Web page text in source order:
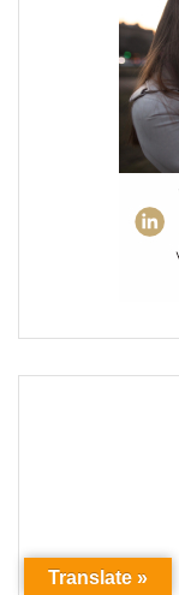
Translate »